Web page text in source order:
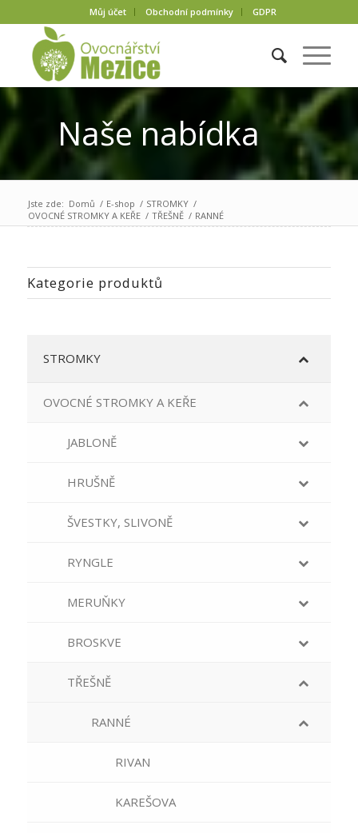
Můj účet Obchodní podmínky GDPR
Naše nabídka
Jste zde: Domů / E-shop / STROMKY /
OVOCNÉ STROMKY A KEŘE / TŘEŠNĚ / RANNÉ
Kategorie produktů
STROMKY
OVOCNÉ STROMKY A KEŘE
JABLONĚ
HRUŠNĚ
ŠVESTKY, SLIVONĚ
RYNGLE
MERUŇKY
BROSKVE
TŘEŠNĚ
RANNÉ
RIVAN
KAREŠOVA